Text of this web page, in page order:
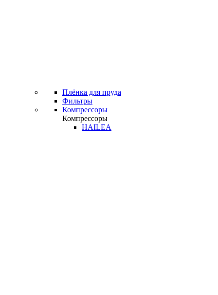
Плёнка для пруда
Фильтры
Компрессоры
Компрессоры
HAILEA